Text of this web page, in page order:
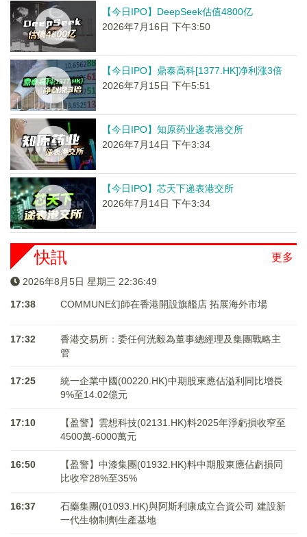
【今日IPO】DeepSeek估值4800亿
2026年7月16日 下午3:50
【今日IPO】鼎泰高科[1377.HK]净利涨3倍
2026年7月15日 下午5:51
【今日IPO】知原药业递表港交所
2026年7月14日 下午3:34
【今日IPO】芯天下递表港交所
2026年7月14日 下午3:34
更多
快訊
2026年8月5日 星期三 22:36:49
17:38 COMMUNE幻師在香港開設旗艦店 拓展海外市場
17:32
香港交易所：委任何洸毅為董事總經理及集團戰略主
管
17:25
統一企業中國(00220.HK)中期股東應佔溢利同比增長
9%至14.02億元
17:10
【盈警】雲想科技(02131.HK)料2025年淨虧損收窄至
4500萬-6000萬元
16:50
【盈警】中漆集團(01932.HK)料中期股東應佔虧損同
比收窄28%至35%
16:37
石藥集團(01093.HK)與阿斯利康成立合資公司 建設新
一代生物制劑生產基地